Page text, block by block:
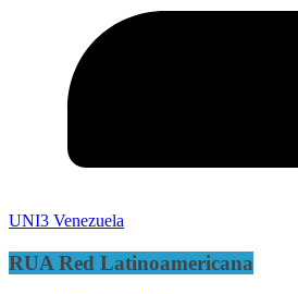
UNI3 Venezuela
RUA Red Latinoamericana